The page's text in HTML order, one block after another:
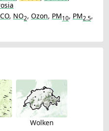
CO, NO2, Ozon, PM10, PM2.5,
Wolken